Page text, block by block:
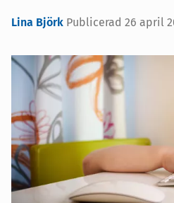
Lina Björk Publicerad 26 april